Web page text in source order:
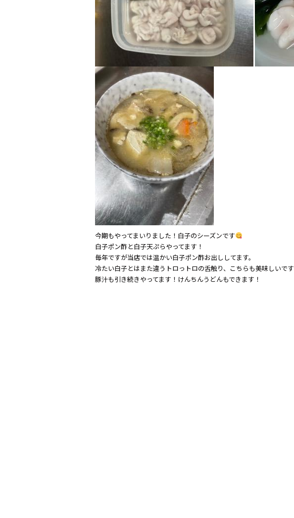
今期もやってまいりました！白子のシーズンです
白子ポン酢と白子天ぷらやってます！
毎年ですが当店では温かい白子ポン酢お出ししてます。
冷たい白子とはまた違うトロっトロの舌触り、こちらも美味しいです
豚汁も引き続きやってます！けんちんうどんもできます！